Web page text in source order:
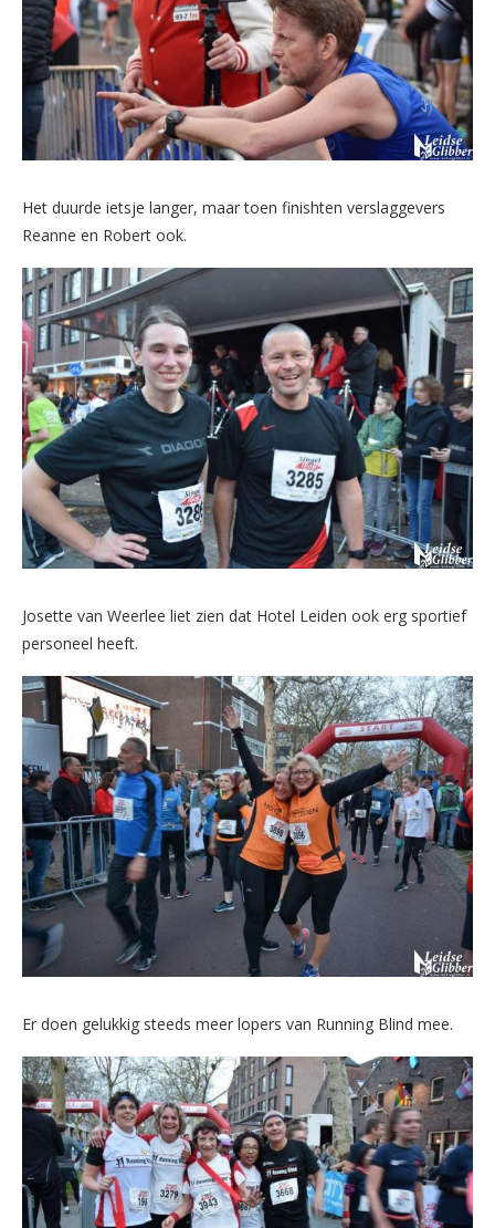
Het duurde ietsje langer, maar toen finishten verslaggevers
Reanne en Robert ook.
Josette van Weerlee liet zien dat Hotel Leiden ook erg sportief
personeel heeft.
Er doen gelukkig steeds meer lopers van Running Blind mee.